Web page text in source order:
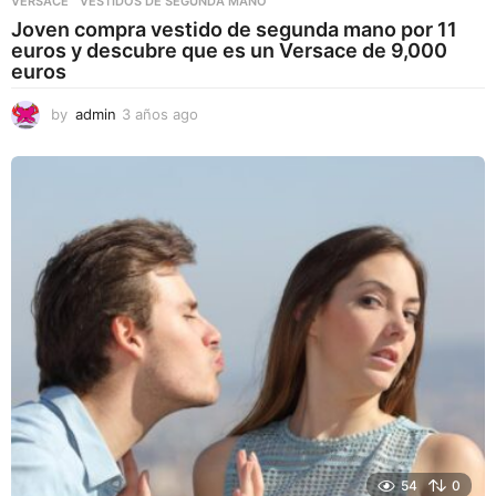
Joven compra vestido de segunda mano por 11
euros y descubre que es un Versace de 9,000
euros
by admin 3 años ago
ñ
54 0